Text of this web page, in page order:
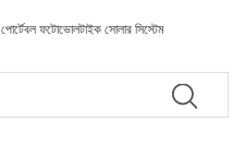
পোর্টেবল ফটোভোলটাইক সোলার সিস্টেম